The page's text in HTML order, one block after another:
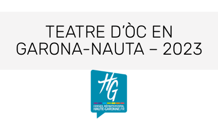
TEATRE D’ÒC EN
GARONA-NAUTA – 2023